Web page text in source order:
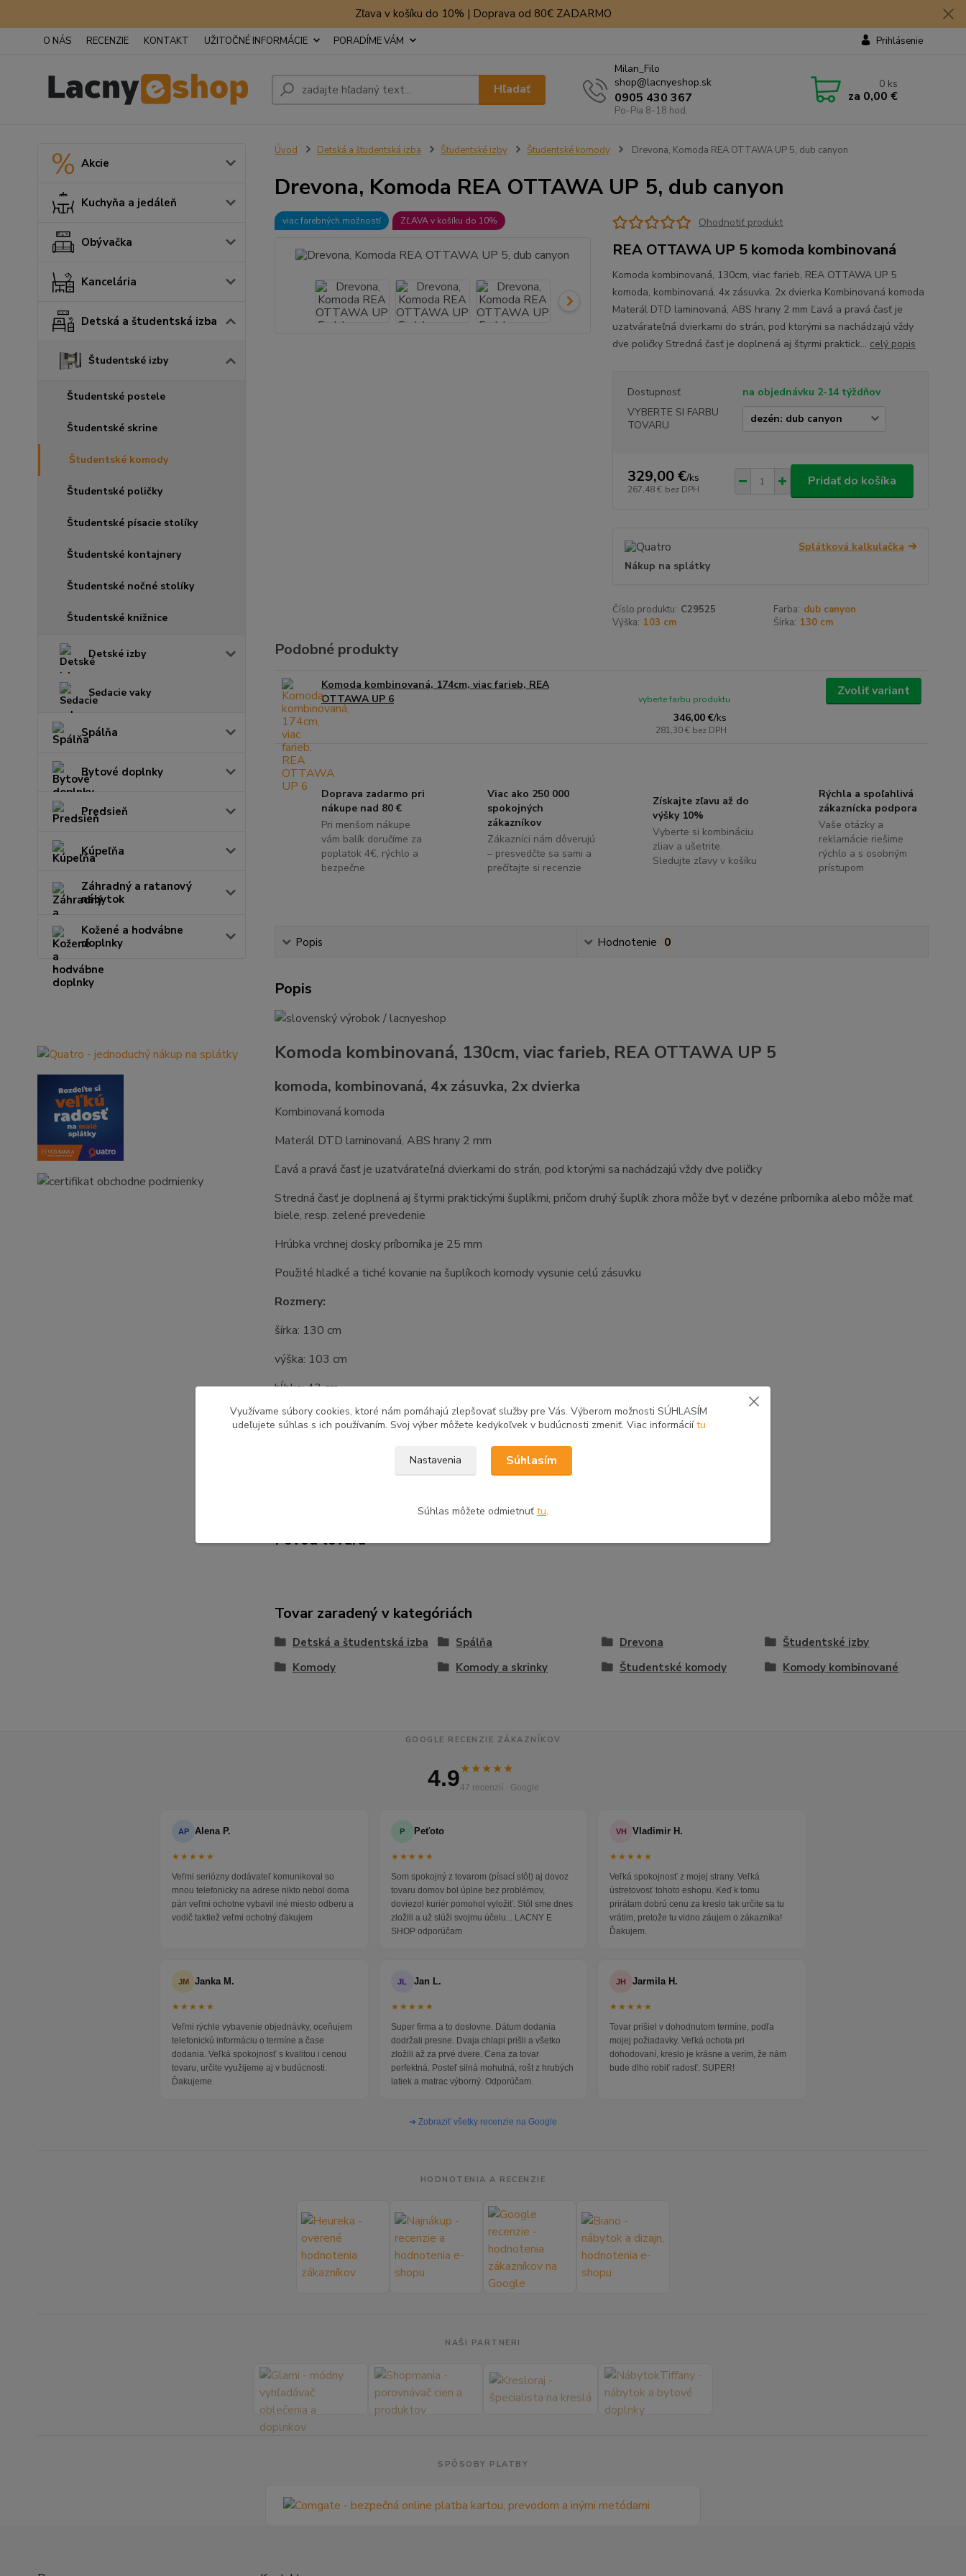
Zľava v košíku do 10% | Doprava od 80€ ZADARMO
O NÁS RECENZIE KONTAKT UŽITOČNÉ INFORMÁCIE PORADÍME VÁM Prihlásenie
Hľadať
Milan_Filo
shop@lacnyeshop.sk
0905 430 367
Po-Pia 8-18 hod.
0 ks
za 0,00 €
Akcie
Kuchyňa a jedáleň
Obývačka
Kancelária
Detská a študentská izba
Študentské izby
Študentské postele
Študentské skrine
Študentské komody
Študentské poličky
Študentské písacie stolíky
Študentské kontajnery
Študentské nočné stolíky
Študentské knižnice
Detské izby
Sedacie vaky
Spálňa
Bytové doplnky
Predsieň
Kúpeľňa
Záhradný a ratanový
nábytok
Kožené a hodvábne
doplnky
Úvod Detská a študentská izba Študentské izby Študentské komody Drevona, Komoda REA OTTAWA UP 5, dub canyon
Drevona, Komoda REA OTTAWA UP 5, dub canyon
viac farebných možností ZĽAVA v košíku do 10% Ohodnotiť produkt
REA OTTAWA UP 5 komoda kombinovaná
Komoda kombinovaná, 130cm, viac farieb, REA OTTAWA UP 5
komoda, kombinovaná, 4x zásuvka, 2x dvierka Kombinovaná komoda
Materál DTD laminovaná, ABS hrany 2 mm Ľavá a pravá časť je
uzatvárateľná dvierkami do strán, pod ktorými sa nachádzajú vždy
dve poličky Stredná časť je doplnená aj štyrmi praktick... celý popis
Dostupnosť
na objednávku 2-14 týždňov
VYBERTE SI FARBU
TOVARU
329,00 €/ks
267,48 € bez DPH
Pridať do košíka
Splátková kalkulačka
Nákup na splátky
Číslo produktu: C29525 Farba: dub canyon
Výška: 103 cm Šírka: 130 cm
Podobné produkty
Komoda kombinovaná, 174cm, viac farieb, REA
OTTAWA UP 6
346,00 €/ks
281,30 € bez DPH
vyberte farbu produktu
Zvoliť variant
Doprava zadarmo pri
nákupe nad 80 €
Pri menšom nákupe
vám balík doručíme za
poplatok 4€, rýchlo a
bezpečne
Viac ako 250 000
spokojných
zákazníkov
Zákazníci nám dôverujú
– presvedčte sa sami a
prečítajte si recenzie
Získajte zľavu až do
výšky 10%
Vyberte si kombináciu
zliav a ušetrite.
Sledujte zľavy v košíku
Rýchla a spoľahlivá
zákaznícka podpora
Vaše otázky a
reklamácie riešime
rýchlo a s osobným
prístupom
Popis Hodnotenie 0
Popis
Komoda kombinovaná, 130cm, viac farieb, REA OTTAWA UP 5
komoda, kombinovaná, 4x zásuvka, 2x dvierka
Kombinovaná komoda
Materál DTD laminovaná, ABS hrany 2 mm
Ľavá a pravá časť je uzatvárateľná dvierkami do strán, pod ktorými sa nachádzajú vždy dve poličky
Stredná časť je doplnená aj štyrmi praktickými šuplíkmi, pričom druhý šuplík zhora môže byť v dezéne príborníka alebo môže mať
biele, resp. zelené prevedenie
Hrúbka vrchnej dosky príborníka je 25 mm
Použité hladké a tiché kovanie na šuplíkoch komody vysunie celú zásuvku
Rozmery:
šírka: 130 cm
výška: 103 cm
hĺbka: 43 cm
hĺbka zásuvky: 40 cm
Pôvod tovaru
Tovar zaradený v kategóriách
Detská a študentská izba Spálňa Drevona
Študentské izby
Komody
Komody a skrinky Študentské komody Komody kombinované
GOOGLE RECENZIE ZÁKAZNÍKOV
4.9★★★★★
47 recenzií · Google
AP Alena P.
★★★★★
Veľmi seriózny dodávateľ komunikoval so
mnou telefonicky na adrese nikto nebol doma
pán veľmi ochotne vybavil iné miesto odberu a
vodič taktiež veľmi ochotný ďakujem
P Peťoto
★★★★★
Som spokojný z tovarom (písací stôl) aj dovoz
tovaru domov bol úplne bez problémov,
doviezol kuriér pomohol vyložiť. Stôl sme dnes
zložili a už slúži svojmu účelu... LACNY E
SHOP odporúčam
VH Vladimir H.
★★★★★
Veľká spokojnosť z mojej strany. Veľká
ústretovosť tohoto eshopu. Keď k tomu
prirátam dobrú cenu za kreslo tak určite sa tu
vrátim, pretože tu vidno záujem o zákazníka!
Ďakujem.
JM Janka M.
★★★★★
Veľmi rýchle vybavenie objednávky, oceňujem
telefonickú informáciu o termíne a čase
dodania. Veľká spokojnosť s kvalitou i cenou
tovaru, určite využijeme aj v budúcnosti.
Ďakujeme.
JL Jan L.
★★★★★
Super firma a to doslovne. Dátum dodania
dodržali presne. Dvaja chlapi prišli a všetko
zložili až za prvé dvere. Cena za tovar
perfektná. Posteľ silná mohutná, rošt z hrubých
latiek a matrac výborný. Odporúčam.
JH Jarmila H.
★★★★★
Tovar prišiel v dohodnutom termíne, podľa
mojej požiadavky. Veľká ochota pri
dohodovaní, kreslo je krásne a verím, že nám
bude dlho robiť radosť. SUPER!
➜ Zobraziť všetky recenzie na Google
HODNOTENIA A RECENZIE
NAŠI PARTNERI
SPÔSOBY PLATBY
Využívame súbory cookies, ktoré nám pomáhajú zlepšovať služby pre Vás. Výberom možnosti SÚHLASÍM
udeľujete súhlas s ich používaním. Svoj výber môžete kedykoľvek v budúcnosti zmeniť. Viac informáciítu
Nastavenia Súhlasím
Súhlas môžete odmietnuť tu.